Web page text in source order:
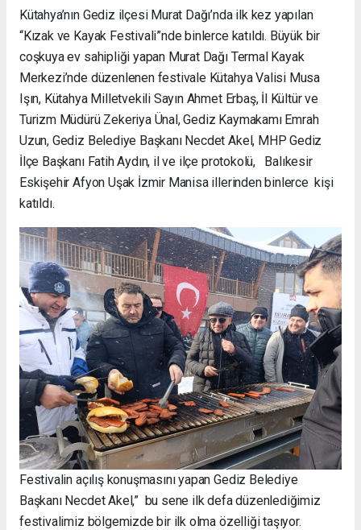
Kütahya’nın Gediz ilçesi Murat Dağı’nda ilk kez yapılan
“Kızak ve Kayak Festivali”nde binlerce katıldı. Büyük bir
coşkuya ev sahipliği yapan Murat Dağı Termal Kayak
Merkezi’nde düzenlenen festivale Kütahya Valisi Musa
Işın, Kütahya Milletvekili Sayın Ahmet Erbaş, İl Kültür ve
Turizm Müdürü Zekeriya Ünal, Gediz Kaymakamı Emrah
Uzun, Gediz Belediye Başkanı Necdet Akel, MHP Gediz
İlçe Başkanı Fatih Aydın, il ve ilçe protokolü, Balıkesir
Eskişehir Afyon Uşak İzmir Manisa illerinden binlerce kişi
katıldı.
Festivalin açılış konuşmasını yapan Gediz Belediye
Başkanı Necdet Akel,” bu sene ilk defa düzenlediğimiz
festivalimiz bölgemizde bir ilk olma özelliği taşıyor.